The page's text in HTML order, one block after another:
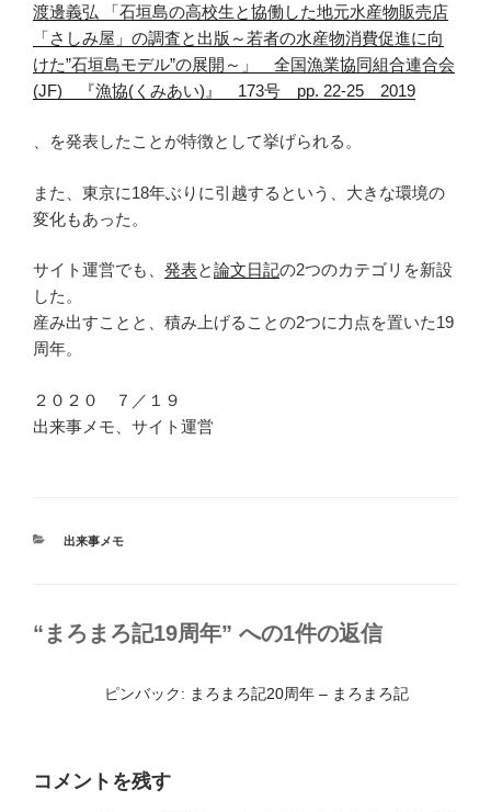
渡邊義弘 「石垣島の高校生と協働した地元水産物販売店
「さしみ屋」の調査と出版～若者の水産物消費促進に向
けた”石垣島モデル”の展開～」 全国漁業協同組合連合会
(JF) 『漁協(くみあい)』 173号 pp. 22-25 2019
、を発表したことが特徴として挙げられる。
また、東京に18年ぶりに引越するという、大きな環境の
変化もあった。
サイト運営でも、 発表と論文日記の2つのカテゴリを新設
した。
産み出すことと、積み上げることの2つに力点を置いた19
周年。
２０２０ ７／１９
出来事メモ、サイト運営
カ
出来事メモ
“まろまろ記19周年” への1件の返信
ピンバック: まろまろ記20周年 – まろまろ記
コメントを残す